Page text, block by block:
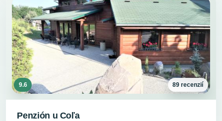
9.6 89 recenzií
Penzión u Coľa